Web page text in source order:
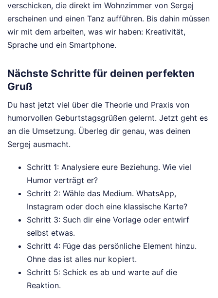
verschicken, die direkt im Wohnzimmer von Sergej
erscheinen und einen Tanz aufführen. Bis dahin müssen
wir mit dem arbeiten, was wir haben: Kreativität,
Sprache und ein Smartphone.
Nächste Schritte für deinen perfekten
Gruß
Du hast jetzt viel über die Theorie und Praxis von
humorvollen Geburtstagsgrüßen gelernt. Jetzt geht es
an die Umsetzung. Überleg dir genau, was deinen
Sergej ausmacht.
Schritt 1: Analysiere eure Beziehung. Wie viel
Humor verträgt er?
Schritt 2: Wähle das Medium. WhatsApp,
Instagram oder doch eine klassische Karte?
Schritt 3: Such dir eine Vorlage oder entwirf
selbst etwas.
Schritt 4: Füge das persönliche Element hinzu.
Ohne das ist alles nur kopiert.
Schritt 5: Schick es ab und warte auf die
Reaktion.